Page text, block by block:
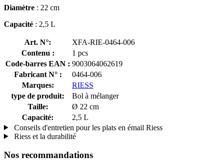
Diamètre : 22 cm
Capacité : 2,5 L
Art. N°:
XFA-RIE-0464-006
Contenu :
1 pcs
Code-barres EAN : 9003064062619
Fabricant N° :
0464-006
Marques:
RIESS
type de produit:
Bol à mélanger
Taille:
Ø 22 cm
Capacité:
2,5 L
Conseils d'entretien pour les plats en émail Riess
Riess et la durabilité
Nos recommandations